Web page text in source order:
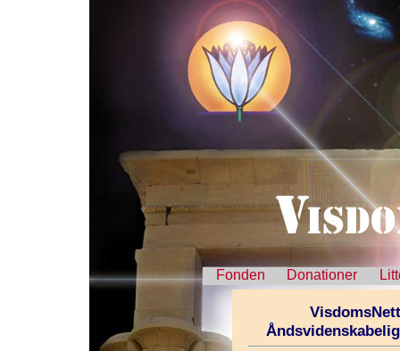
Fonden Donationer